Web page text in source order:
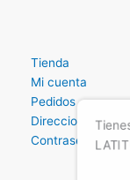
Tienda
Mi cuenta
Pedidos
Direccion
Contraseña